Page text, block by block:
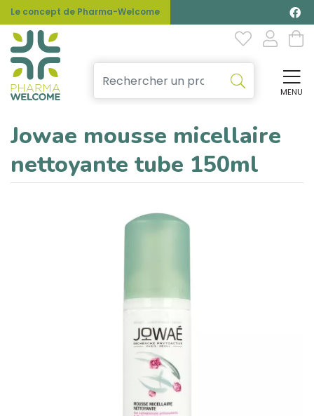
Le concept de Pharma-Welcome
MENU
Jowae mousse micellaire
nettoyante tube 150ml